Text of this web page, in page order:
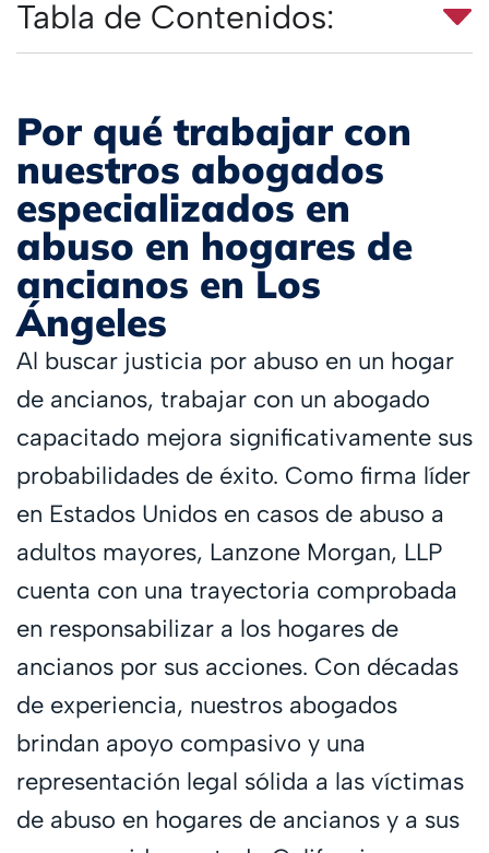
Tabla de Contenidos:
Por qué trabajar con
nuestros abogados
especializados en
abuso en hogares de
ancianos en Los
Ángeles
Al buscar justicia por abuso en un hogar
de ancianos, trabajar con un abogado
capacitado mejora significativamente sus
probabilidades de éxito. Como firma líder
en Estados Unidos en casos de abuso a
adultos mayores, Lanzone Morgan, LLP
cuenta con una trayectoria comprobada
en responsabilizar a los hogares de
ancianos por sus acciones. Con décadas
de experiencia, nuestros abogados
brindan apoyo compasivo y una
representación legal sólida a las víctimas
de abuso en hogares de ancianos y a sus